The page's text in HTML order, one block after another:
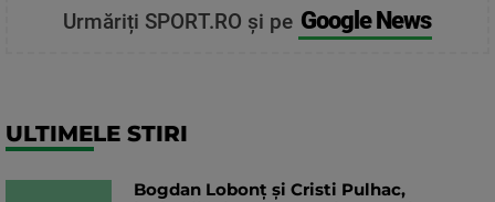
Urmăriți SPORT.RO și pe Google News
ULTIMELE STIRI
Bogdan Lobonț și Cristi Pulhac,